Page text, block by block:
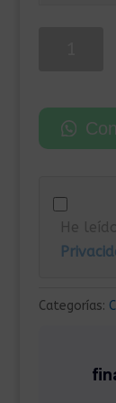
con
Cajones
Blanco
cantidad
He
Categorías: